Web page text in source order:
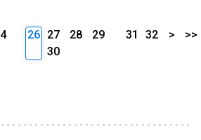
26 27 28
29
30
31 32 > >>